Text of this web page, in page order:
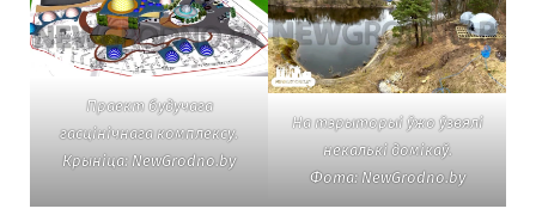
Праект будучага
гасцінічнага комплексу.
Крыніца: NewGrodno.by
На тэрыторыі ўжо ўзвялі
некалькі домікаў.
Фота: NewGrodno.by